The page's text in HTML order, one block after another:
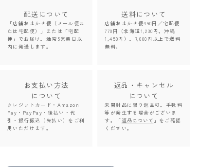
配送について
「店舗おまかせ便（メール便ま
たは宅配便）」または「宅配
便」でお届け。通常5営業日以
内に発送します。
送料について
店舗おまかせ便490円／宅配便
770円（北海道1,230円。沖縄
1,450円）。7,000円以上で送料
無料。
お支払い方法
について
クレジットカード・Amazon
Pay・PayPay・後払い・代
引・銀行振込（先払い）をご利
用いただけます。
返品・キャンセル
について
未開封品に限り返品可。手数料
等が発生する場合がございま
す。「返品について 」をご確認
ください。